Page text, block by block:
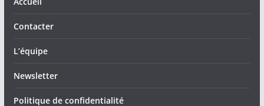
Contacter
L’équipe
Newsletter
Politique de confidentialité